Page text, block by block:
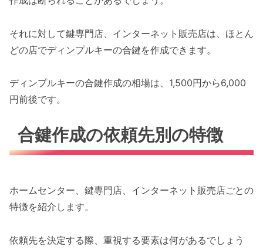
それに対して鍵専門店、インターネット販売店は、ほとん
どの店でディンプルキーの合鍵を作成できます。
ディンプルキーの合鍵作成の相場は、1,500円から6,000
円前後です。
合鍵作成の依頼先別の特徴
ホームセンター、鍵専門店、インターネット販売店ごとの
特徴を紹介します。
依頼先を決定する際、重視する要素は何があるでしょう